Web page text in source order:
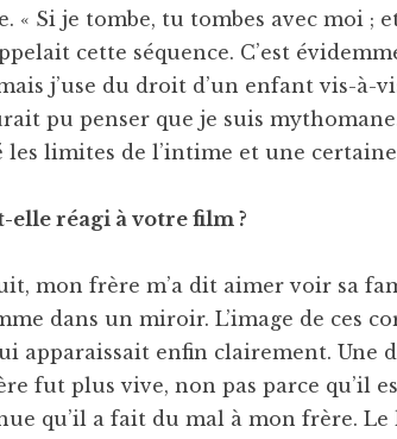
« Si je tombe, tu tombes avec moi ;
cette séquence. C’est
j’use du droit d’un enfant vis-à-
pu penser que je suis
les limites de l’intime et une
réagi à votre film ?
mon frère m’a dit aimer voir sa
dans un miroir. L’image de ces
apparaissait enfin clairement. Une
fut plus vive, non pas parce qu’il
qu’il a fait du mal à mon frère. Le